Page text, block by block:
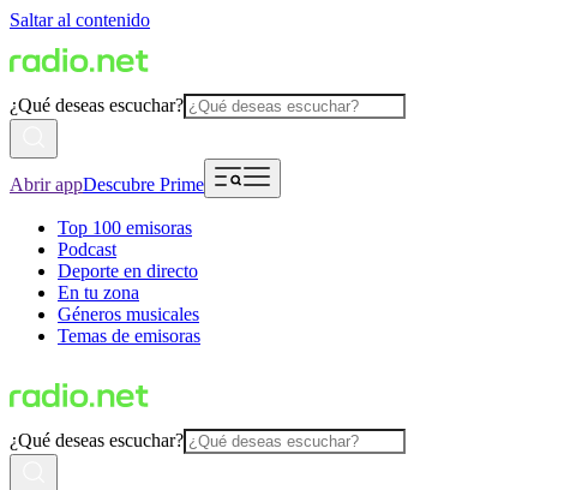
Saltar al contenido
¿Qué deseas escuchar?
Abrir appDescubre Prime
Top 100 emisoras
Podcast
Deporte en directo
En tu zona
Géneros musicales
Temas de emisoras
¿Qué deseas escuchar?